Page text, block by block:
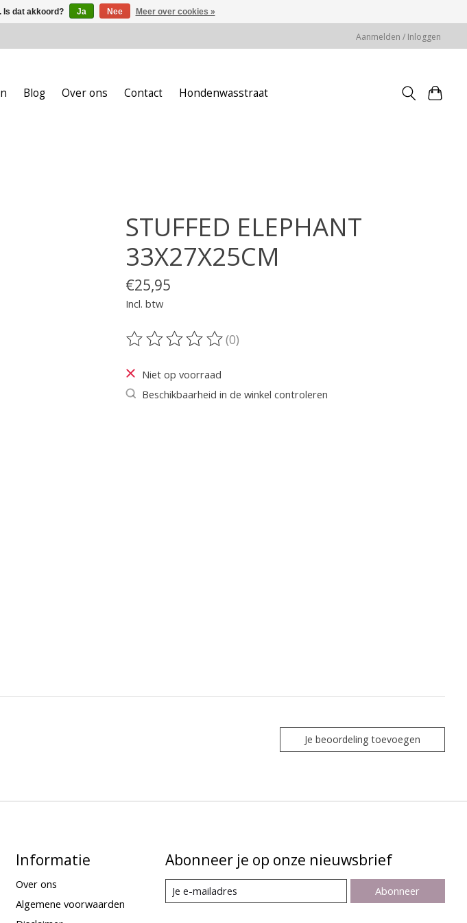
Aanmelden / Inloggen
Blog Over ons Contact Hondenwasstraat
STUFFED ELEPHANT
33X27X25CM
€25,95
Incl. btw
De beoordeling van dit product is
(0)
Niet op voorraad
Beschikbaarheid in de winkel controleren
Je beoordeling toevoegen
Informatie
Over ons
Algemene voorwaarden
Abonneer je op onze nieuwsbrief
Abonneer
Is dat akkoord? Ja Nee Meer over cookies »